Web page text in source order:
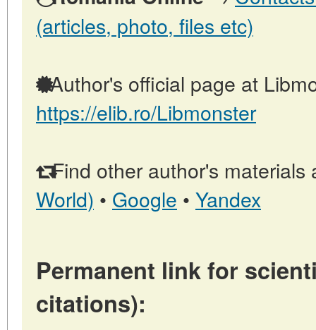
(articles, photo, files etc)
Author's official page at
https://elib.ro/Libmonster
Find other author's materials
World) • Google • Yandex
Permanent link for
citations):